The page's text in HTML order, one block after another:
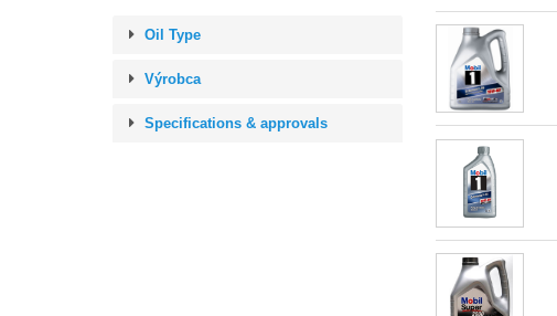
Oil Type
Výrobca
Specifications & approvals